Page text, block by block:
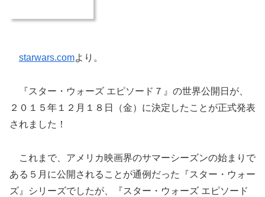
starwars.comより。
『スター・ウォーズ エピソード７』の世界公開日が、
２０１５年１２月１８日（金）に決定したことが正式発表
されました！
これまで、アメリカ映画界のサマーシーズンの始まりで
ある５月に公開されることが通例だった『スター・ウォー
ズ』シリーズでしたが、『スター・ウォーズ エピソード